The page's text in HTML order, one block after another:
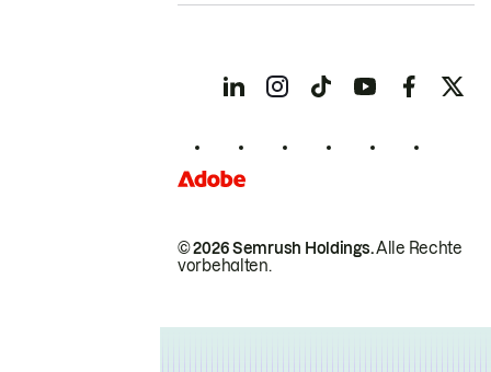
© 2026 Semrush Holdings.Alle Rechte
vorbehalten.